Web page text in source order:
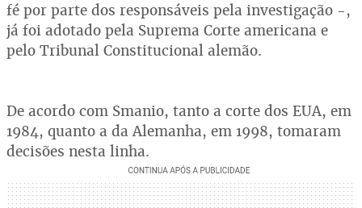
fé por parte dos responsáveis pela investigação -,
já foi adotado pela Suprema Corte americana e
pelo Tribunal Constitucional alemão.
De acordo com Smanio, tanto a corte dos EUA, em
1984, quanto a da Alemanha, em 1998, tomaram
decisões nesta linha.